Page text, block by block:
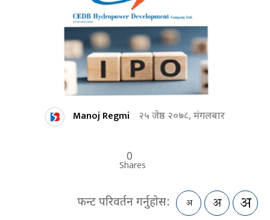
Manoj Regmi २५ जेष्ठ २०७८, मंगलबार
0
Shares
फन्ट परिवर्तन गर्नुहोस: